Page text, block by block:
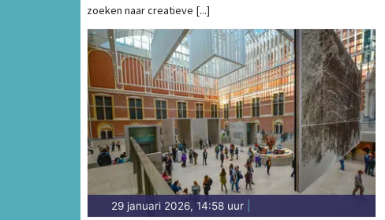
zoeken naar creatieve [...]
29 januari 2026, 14:58 uur